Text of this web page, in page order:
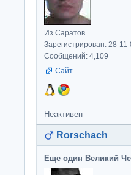
Из Саратов
Зарегистрирован: 28-11-
Сообщений: 4,109
Сайт
Неактивен
Rorschach
Еще один Великий